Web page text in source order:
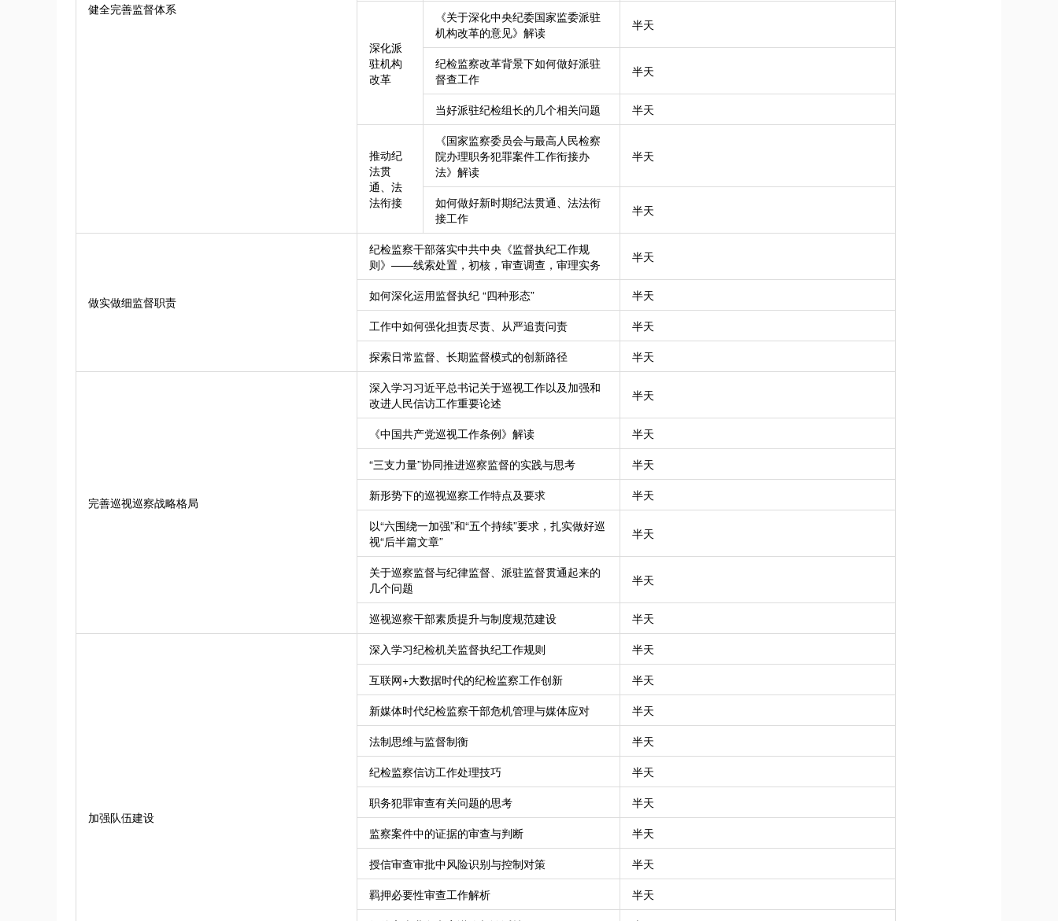
健全完善监督体系
深化派
驻机构
改革
《关于深化中央纪委国家监委派驻
机构改革的意见》解读
半天
纪检监察改革背景下如何做好派驻
督查工作
半天
当好派驻纪检组长的几个相关问题 半天
推动纪
法贯
通、法
法衔接
《国家监察委员会与最高人民检察
院办理职务犯罪案件工作衔接办
法》解读
半天
如何做好新时期纪法贯通、法法衔
接工作
半天
做实做细监督职责
纪检监察干部落实中共中央《监督执纪工作规
则》——线索处置，初核，审查调查，审理实务
半天
如何深化运用监督执纪 “四种形态”
半天
工作中如何强化担责尽责、从严追责问责
半天
探索日常监督、长期监督模式的创新路径
半天
完善巡视巡察战略格局
深入学习习近平总书记关于巡视工作以及加强和
改进人民信访工作重要论述
半天
《中国共产党巡视工作条例》解读
半天
“三支力量”协同推进巡察监督的实践与思考
半天
新形势下的巡视巡察工作特点及要求
半天
以“六围绕一加强”和“五个持续”要求，扎实做好巡
视“后半篇文章”
半天
关于巡察监督与纪律监督、派驻监督贯通起来的
几个问题
半天
巡视巡察干部素质提升与制度规范建设 半天
加强队伍建设
深入学习纪检机关监督执纪工作规则
半天
互联网+大数据时代的纪检监察工作创新
半天
新媒体时代纪检监察干部危机管理与媒体应对
半天
法制思维与监督制衡
半天
纪检监察信访工作处理技巧
半天
职务犯罪审查有关问题的思考
半天
监察案件中的证据的审查与判断
半天
授信审查审批中风险识别与控制对策
半天
羁押必要性审查工作解析
半天